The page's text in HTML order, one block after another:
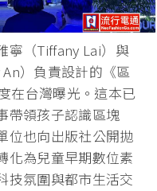
寧（Tiffany Lai）與
）負責設計的《區
在台灣曝光。這本已
帶領孩子認識區塊
位也向出版社公開拋
化為兒童早期數位素
技氛圍與都市生活交